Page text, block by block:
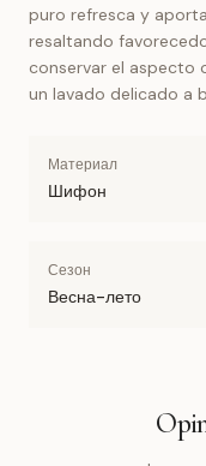
puro refresca y
resaltando
conservar el aspecto
un lavado delicado a
Материал
Шифон
Сезон
Весна-лето